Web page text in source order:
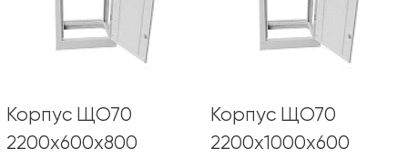
Корпус ЩО70
2200х600х800
Корпус ЩО70
2200х1000х600